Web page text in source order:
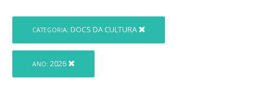
CATEGORIA: DOCS DA CULTURA
ANO: 2026